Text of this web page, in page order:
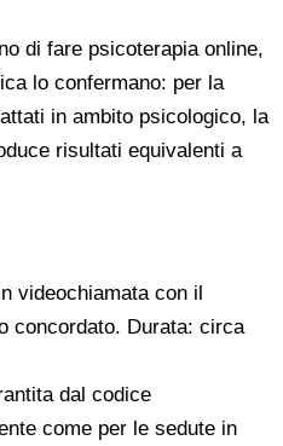
di fare psicoterapia online,
lo confermano: per la
in ambito psicologico, la
risultati equivalenti a
videochiamata con il
concordato. Durata: circa
dal codice
come per le sedute in